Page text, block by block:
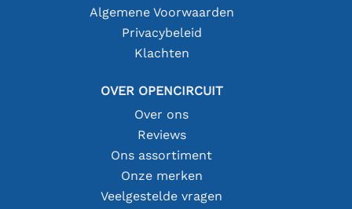
Algemene Voorwaarden
Privacybeleid
Klachten
OVER OPENCIRCUIT
Over ons
Reviews
Ons assortiment
Onze merken
Veelgestelde vragen